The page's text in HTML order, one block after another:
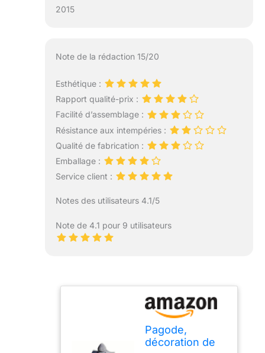
2015
Note de la rédaction 15/20
Esthétique :
Rapport qualité-prix :
Facilité d’assemblage :
Résistance aux intempéries :
Qualité de fabrication :
Emballage :
Service client :
Notes des utilisateurs 4.1/5
Note de 4.1 pour 9 utilisateurs
Pagode,
décoration de